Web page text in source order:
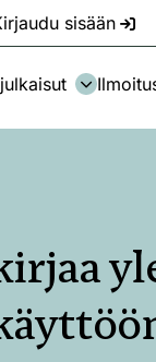
sisään